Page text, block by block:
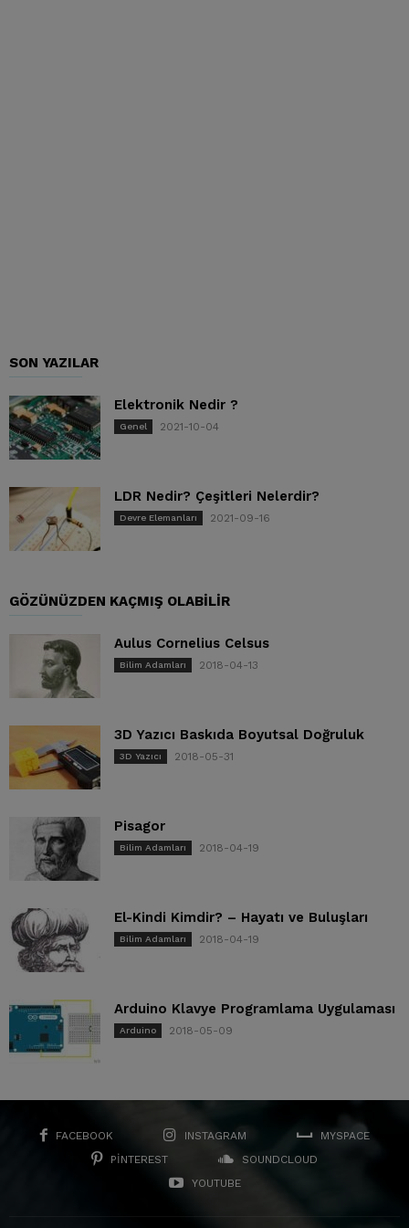
SON YAZILAR
Elektronik Nedir ?
Genel 2021-10-04
LDR Nedir? Çeşitleri Nelerdir?
Devre Elemanları 2021-09-16
GÖZÜNÜZDEN KAÇMIŞ OLABILIR
Aulus Cornelius Celsus
Bilim Adamları 2018-04-13
3D Yazıcı Baskıda Boyutsal Doğruluk
3D Yazıcı 2018-05-31
Pisagor
Bilim Adamları 2018-04-19
El-Kindi Kimdir? – Hayatı ve Buluşları
Bilim Adamları 2018-04-19
Arduino Klavye Programlama Uygulaması
Arduino 2018-05-09
FACEBOOK INSTAGRAM
MYSPACE
PINTEREST
SOUNDCLOUD
YOUTUBE